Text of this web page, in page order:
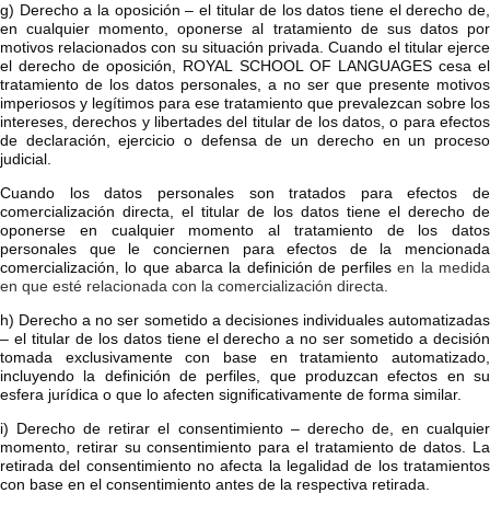
g) Derecho a la oposición – el titular de los datos tiene el derecho de,
en cualquier momento, oponerse al tratamiento de sus datos por
motivos relacionados con su situación privada. Cuando el titular ejerce
el derecho de oposición, ROYAL SCHOOL OF LANGUAGEScesa el
tratamiento de los datos personales, a no ser que presente motivos
imperiosos y legítimos para ese tratamiento que prevalezcan sobre los
intereses, derechos y libertades del titular de los datos, o para efectos
de declaración, ejercicio o defensa de un derecho en un proceso
judicial.
Cuando los datos personales son tratados para efectos de
comercialización directa, el titular de los datos tiene el derecho de
oponerse en cualquier momento al tratamiento de los datos
personales que le conciernen para efectos de la mencionada
comercialización, lo que abarca la definición de perfilesen la medida
en que esté relacionada con la comercialización directa.
h) Derecho a no ser sometido a decisiones individuales automatizadas
– el titular de los datos tiene el derecho a no ser sometido a decisión
tomada exclusivamente con base en tratamiento automatizado,
incluyendo la definición de perfiles, que produzcan efectos en su
esfera jurídica o que lo afecten significativamente de forma similar.
i) Derecho de retirar el consentimiento – derecho de, en cualquier
momento, retirar su consentimiento para el tratamiento de datos. La
retirada del consentimiento no afecta la legalidad de los tratamientos
con base en el consentimiento antes de la respectiva retirada.